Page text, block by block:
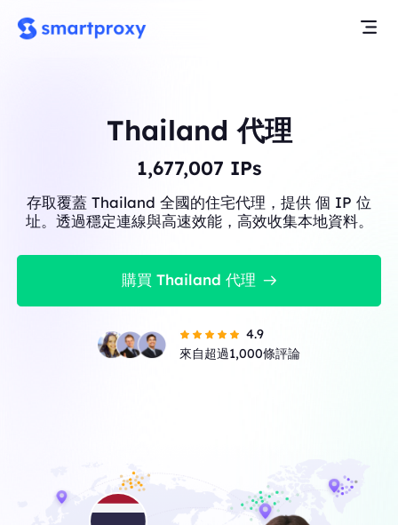
Thailand 代理
1,678,675 IPs
存取覆蓋 Thailand 全國的住宅代理，提供 個 IP 位
址。透過穩定連線與高速效能，高效收集本地資料。
購買 Thailand 代理
4.9
來自超過1,000條評論